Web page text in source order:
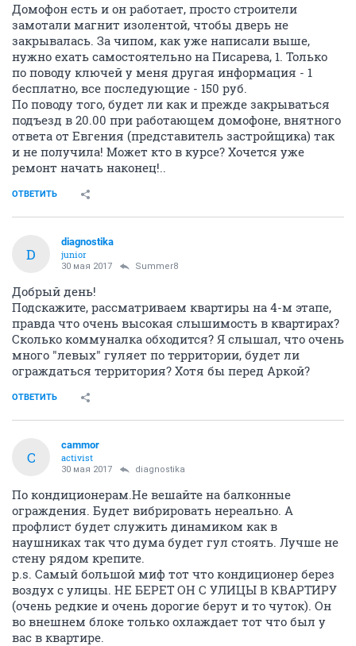
Домофон есть и он работает, просто строители
замотали магнит изолентой, чтобы дверь не
закрывалась. За чипом, как уже написали выше,
нужно ехать самостоятельно на Писарева, 1. Только
по поводу ключей у меня другая информация - 1
бесплатно, все последующие - 150 руб.
По поводу того, будет ли как и прежде закрываться
подъезд в 20.00 при работающем домофоне, внятного
ответа от Евгения (представитель застройщика) так
и не получила! Может кто в курсе? Хочется уже
ремонт начать наконец!..
ОТВЕТИТЬ
D
diagnostika
junior
30 мая 2017 Summer8
Добрый день!
Подскажите, рассматриваем квартиры на 4-м этапе,
правда что очень высокая слышимость в квартирах?
Сколько коммуналка обходится? Я слышал, что очень
много "левых" гуляет по территории, будет ли
ограждаться территория? Хотя бы перед Аркой?
ОТВЕТИТЬ
C
cammor
activist
30 мая 2017 diagnostika
По кондиционерам.Не вешайте на балконные
ограждения. Будет вибрировать нереально. А
профлист будет служить динамиком как в
наушниках так что дума будет гул стоять. Лучше не
стену рядом крепите.
p.s. Самый большой миф тот что кондиционер берез
воздух с улицы. НЕ БЕРЕТ ОН С УЛИЦЫ В КВАРТИРУ
(очень редкие и очень дорогие берут и то чуток). Он
во внешнем блоке только охлаждает тот что был у
вас в квартире.